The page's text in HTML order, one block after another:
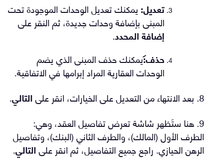
تعديل: يمكنك تعديل الوحدات الموجودة تحت
المبنى بإضافة وحدات جديدة، ثم النقر على
إضافة المحدد.
حذف:يمكنك حذف المبنى الذي يضم
الوحدات العقارية المراد إبرامها في الاتفاقية.
8. بعد الانتهاء من التعديل على الخيارات، انقر على
التالي.
9. هنا ستَظهر شاشة تعرض تفاصيل العقد، وهي:
الطرف الأول (المالك)، والطرف الثاني (البنك)، وتفاصيل
الرهن الحيازي. راجع جميع التفاصيل، ثم انقر علىالتالي.